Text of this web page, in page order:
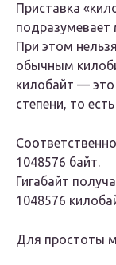
Приставка
При этом
обычным
килобайт —
степени, то
1048576 байт.
Гигабайт
1048576
Для простоты